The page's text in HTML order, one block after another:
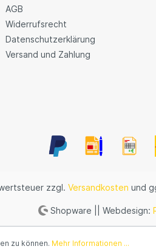
AGB
Widerrufsrecht
Datenschutzerklärung
Versand und Zahlung
zzgl. Versandkosten und
Shopware || Webdesign:
zu können. Mehr Informationen ...